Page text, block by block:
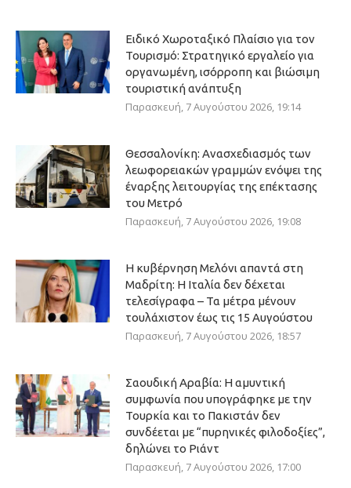
Ειδικό Χωροταξικό Πλαίσιο για τον
Τουρισμό: Στρατηγικό εργαλείο για
οργανωμένη, ισόρροπη και βιώσιμη
τουριστική ανάπτυξη
Παρασκευή, 7 Αυγούστου 2026, 19:14
Θεσσαλονίκη: Ανασχεδιασμός των
λεωφορειακών γραμμών ενόψει της
έναρξης λειτουργίας της επέκτασης
του Μετρό
Παρασκευή, 7 Αυγούστου 2026, 19:08
Η κυβέρνηση Μελόνι απαντά στη
Μαδρίτη: Η Ιταλία δεν δέχεται
τελεσίγραφα – Τα μέτρα μένουν
τουλάχιστον έως τις 15 Αυγούστου
Παρασκευή, 7 Αυγούστου 2026, 18:57
Σαουδική Αραβία: Η αμυντική
συμφωνία που υπογράφηκε με την
Τουρκία και το Πακιστάν δεν
συνδέεται με “πυρηνικές φιλοδοξίες”,
δηλώνει το Ριάντ
Παρασκευή, 7 Αυγούστου 2026, 17:00